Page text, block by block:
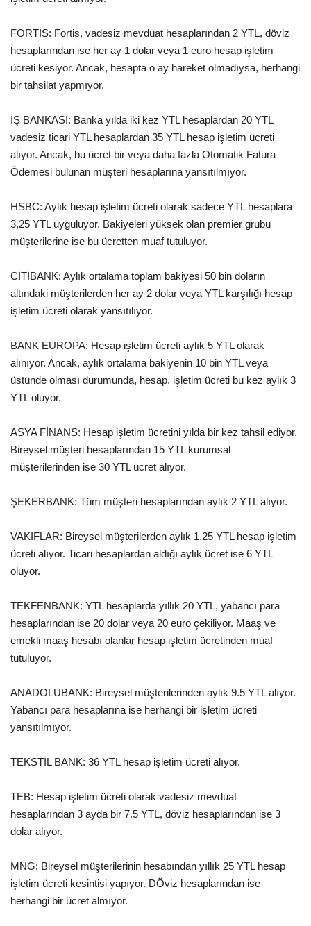
FORTİS: Fortis, vadesiz mevduat hesaplarından 2 YTL, döviz
hesaplarından ise her ay 1 dolar veya 1 euro hesap işletim
ücreti kesiyor. Ancak, hesapta o ay hareket olmadıysa, herhangi
bir tahsilat yapmıyor.
İŞ BANKASI: Banka yılda iki kez YTL hesaplardan 20 YTL
vadesiz ticari YTL hesaplardan 35 YTL hesap işletim ücreti
alıyor. Ancak, bu ücret bir veya daha fazla Otomatik Fatura
Ödemesi bulunan müşteri hesaplarına yansıtılmıyor.
HSBC: Aylık hesap işletim ücreti olarak sadece YTL hesaplara
3,25 YTL uyguluyor. Bakiyeleri yüksek olan premier grubu
müşterilerine ise bu ücretten muaf tutuluyor.
CİTİBANK: Aylık ortalama toplam bakiyesi 50 bin doların
altındaki müşterilerden her ay 2 dolar veya YTL karşılığı hesap
işletim ücreti olarak yansıtılıyor.
BANK EUROPA: Hesap işletim ücreti aylık 5 YTL olarak
alınıyor. Ancak, aylık ortalama bakiyenin 10 bin YTL veya
üstünde olması durumunda, hesap, işletim ücreti bu kez aylık 3
YTL oluyor.
ASYA FİNANS: Hesap işletim ücretini yılda bir kez tahsil ediyor.
Bireysel müşteri hesaplarından 15 YTL kurumsal
müşterilerinden ise 30 YTL ücret alıyor.
ŞEKERBANK: Tüm müşteri hesaplarından aylık 2 YTL alıyor.
VAKIFLAR: Bireysel müşterilerden aylık 1.25 YTL hesap işletim
ücreti alıyor. Ticari hesaplardan aldığı aylık ücret ise 6 YTL
oluyor.
TEKFENBANK: YTL hesaplarda yıllık 20 YTL, yabancı para
hesaplarından ise 20 dolar veya 20 euro çekiliyor. Maaş ve
emekli maaş hesabı olanlar hesap işletim ücretinden muaf
tutuluyor.
ANADOLUBANK: Bireysel müşterilerinden aylık 9.5 YTL alıyor.
Yabancı para hesaplarına ise herhangi bir işletim ücreti
yansıtılmıyor.
TEKSTİL BANK: 36 YTL hesap işletim ücreti alıyor.
TEB: Hesap işletim ücreti olarak vadesiz mevduat
hesaplarından 3 ayda bir 7.5 YTL, döviz hesaplarından ise 3
dolar alıyor.
MNG: Bireysel müşterilerinin hesabından yıllık 25 YTL hesap
işletim ücreti kesintisi yapıyor. DÖviz hesaplarından ise
herhangi bir ücret almıyor.